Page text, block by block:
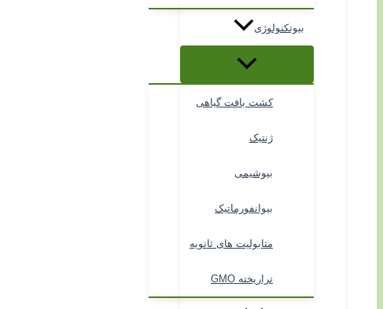
بیوتکنولوژی
کشت بافت گیاهی
ژنتیک
بیوشیمی
بیوانفورماتیک
متابولیت های ثانویه
تراریخته GMO